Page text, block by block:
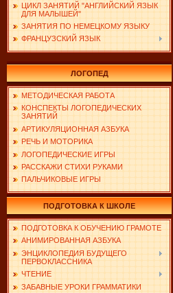
ЦИКЛ ЗАНЯТИЙ "АНГЛИЙСКИЙ ЯЗЫК
ДЛЯ МАЛЫШЕЙ"
ЗАНЯТИЯ ПО НЕМЕЦКОМУ ЯЗЫКУ
ФРАНЦУЗСКИЙ ЯЗЫК
ЛОГОПЕД
МЕТОДИЧЕСКАЯ РАБОТА
КОНСПЕКТЫ ЛОГОПЕДИЧЕСКИХ
ЗАНЯТИЙ
АРТИКУЛЯЦИОННАЯ АЗБУКА
РЕЧЬ И МОТОРИКА
ЛОГОПЕДИЧЕСКИЕ ИГРЫ
РАССКАЖИ СТИХИ РУКАМИ
ПАЛЬЧИКОВЫЕ ИГРЫ
ПОДГОТОВКА К ШКОЛЕ
ПОДГОТОВКА К ОБУЧЕНИЮ ГРАМОТЕ
АНИМИРОВАННАЯ АЗБУКА
ЭНЦИКЛОПЕДИЯ БУДУЩЕГО
ПЕРВОКЛАССНИКА
ЧТЕНИЕ
ЗАБАВНЫЕ УРОКИ ГРАММАТИКИ